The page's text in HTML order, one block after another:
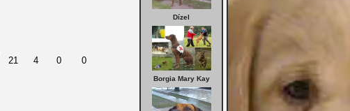
Dízel
Borgia Mary Kay
21 4 0 0